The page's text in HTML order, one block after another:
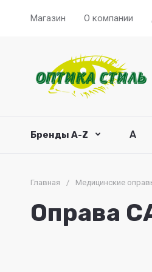
Магазин О компании
Бренды A-Z A
Главная / Медицинские
Оправа